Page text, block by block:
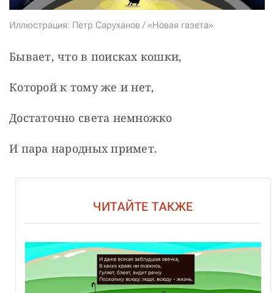
Иллюстрация: Петр Саруханов / «Новая газета»
Бывает, что в поисках кошки,
Которой к тому же и нет,
Достаточно света немножко
И пара народных примет.
ЧИТАЙТЕ ТАКЖЕ